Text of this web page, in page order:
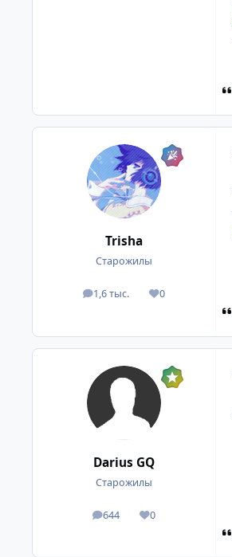
Trisha
Старожилы
1,6 тыс.
посты 0
Репутация
Darius GQ
Старожилы
644
посты 0
Репутация